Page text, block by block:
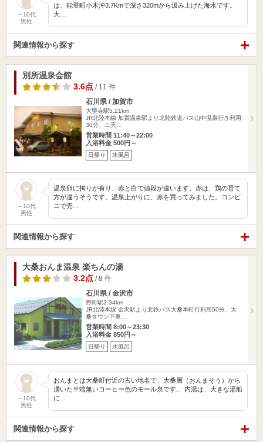
～10代
男性
は、能登町小木沖3.7Kmで深さ320mから汲み上げた海水です。
大…
関連情報から探す
別所温泉会館
3.6点 / 11 件
石川県 / 加賀市
大聖寺駅5.21km
JR北陸本線 加賀温泉駅より北陸鉄道バス山中温泉行き利用
30分、二天…
営業時間 11:40～22:00
入浴料金 500円～
日帰り 水風呂
～10代
男性
温泉卵に拘りが有り、赤と白で値段が違います。赤は、鶏の育て
方が違うそうです。温泉上がりに、赤を買ってみました。コンビ
ニで売…
関連情報から探す
大桑おんま温泉 楽ちんの湯
3.2点 / 8 件
石川県 / 金沢市
野町駅3.34km
JR北陸本線 金沢駅より北鉄バス大桑本町行利用50分、大
桑タウン下車…
営業時間 8:00～23:30
入浴料金 850円～
日帰り 水風呂
～10代
男性
おんまとは大桑町付近の古い地名で、大桑層（おんまそう）から
湧いた半端無いコーヒー色のモール泉です。 内湯は、大きな湯船
に…
関連情報から探す